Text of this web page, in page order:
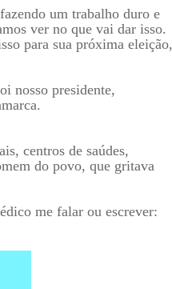
um trabalho duro e
ver no que vai dar isso.
para sua próxima eleição,
nosso presidente,
centros de saúdes,
do povo, que gritava
me falar ou escrever: